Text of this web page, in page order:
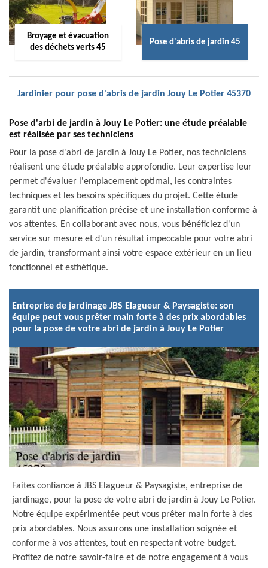
Broyage et évacuation
des déchets verts 45
Pose d'abris de jardin 45
Jardinier pour pose d'abris de jardin Jouy Le Potier 45370
Pose d'arbi de jardin à Jouy Le Potier: une étude préalable
est réalisée par ses techniciens
Pour la pose d'abri de jardin à Jouy Le Potier, nos techniciens
réalisent une étude préalable approfondie. Leur expertise leur
permet d'évaluer l'emplacement optimal, les contraintes
techniques et les besoins spécifiques du projet. Cette étude
garantit une planification précise et une installation conforme à
vos attentes. En collaborant avec nous, vous bénéficiez d'un
service sur mesure et d'un résultat impeccable pour votre abri
de jardin, transformant ainsi votre espace extérieur en un lieu
fonctionnel et esthétique.
Entreprise de jardinage JBS Elagueur & Paysagiste: son
équipe peut vous prêter main forte à des prix abordables
pour la pose de votre abri de jardin à Jouy Le Potier
Faites confiance à JBS Elagueur & Paysagiste, entreprise de
jardinage, pour la pose de votre abri de jardin à Jouy Le Potier.
Notre équipe expérimentée peut vous prêter main forte à des
prix abordables. Nous assurons une installation soignée et
conforme à vos attentes, tout en respectant votre budget.
Profitez de notre savoir-faire et de notre engagement à vous